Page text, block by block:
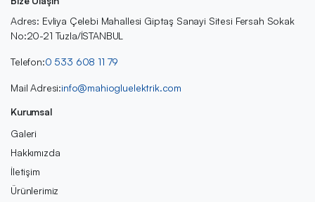
Adres: Evliya Çelebi Mahallesi Giptaş Sanayi Sitesi Fersah Sokak
No:20-21 Tuzla/İSTANBUL
Telefon:0 533 608 11 79
Mail Adresi:info@mahiogluelektrik.com
Kurumsal
Galeri
Hakkımızda
İletişim
Ürünlerimiz